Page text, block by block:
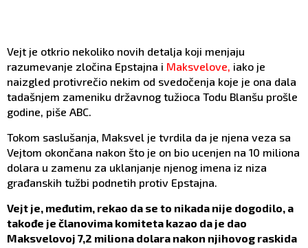
Vejt je otkrio nekoliko novih detalja koji menjaju
razumevanje zločina Epstajna i Maksvelove, iako je
naizgled protivrečio nekim od svedočenja koje je ona dala
tadašnjem zameniku državnog tužioca Todu Blanšu prošle
godine, piše ABC.
Tokom saslušanja, Maksvel je tvrdila da je njena veza sa
Vejtom okončana nakon što je on bio ucenjen na 10 miliona
dolara u zamenu za uklanjanje njenog imena iz niza
građanskih tužbi podnetih protiv Epstajna.
Vejt je, međutim, rekao da se to nikada nije dogodilo, a
takođe je članovima komiteta kazao da je dao
Maksvelovoj 7,2 miliona dolara nakon njihovog raskida